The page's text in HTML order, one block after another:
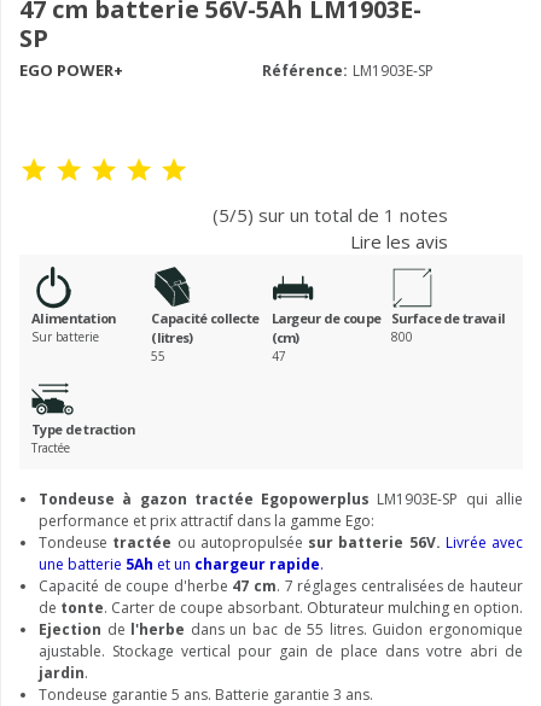
47 cm batterie 56V-5Ah LM1903E-
SP
EGO POWER+ Référence: LM1903E-SP
(5/5) sur un total de 1 notes
Lire les avis
Alimentation
Sur batterie
Capacité collecte
(litres)
55
Largeur de coupe
(cm)
47
Surface de travail
800
Type de traction
Tractée
Tondeuse à gazon tractée Egopowerplus LM1903E-SP qui allie
performance et prix attractif dans la gamme Ego:
Tondeuse tractée ou autopropulsée sur batterie 56V. Livrée avec
une batterie 5Ah et un chargeur rapide.
Capacité de coupe d'herbe 47 cm. 7 réglages centralisées de hauteur
de tonte. Carter de coupe absorbant. Obturateur mulching en option.
Ejection de l'herbe dans un bac de 55 litres. Guidon ergonomique
ajustable. Stockage vertical pour gain de place dans votre abri de
jardin.
Tondeuse garantie 5 ans. Batterie garantie 3 ans.